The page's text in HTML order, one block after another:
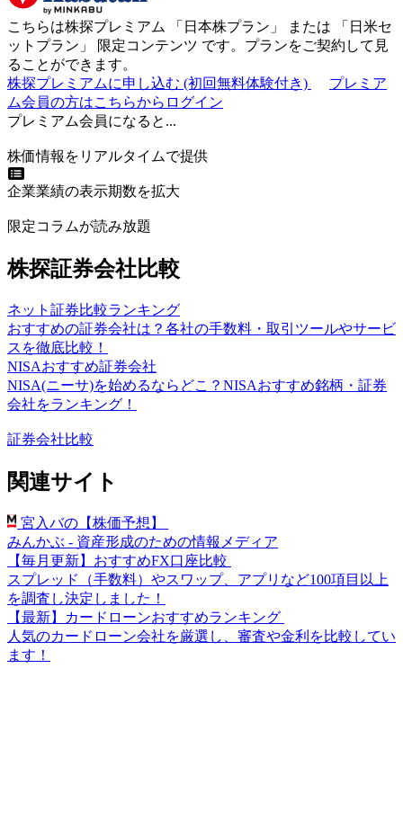
こちらは株探プレミアム 「 日本株プラン 」 または 「 日米セ
ットプラン 」 限定コンテンツ です。プランをご契約して見
ることができます。
株探プレミアムに申し込む (初回無料体験付き)
プレミア
ム会員の方はこちらからログイン
プレミアム会員になると...
株価情報をリアルタイムで提供
企業業績の表示期数を拡大
限定コラムが読み放題
株探証券会社比較
ネット証券比較ランキング
おすすめの証券会社は？各社の手数料・取引ツールやサービ
スを徹底比較！
NISAおすすめ証券会社
NISA(ニーサ)を始めるならどこ？NISAおすすめ銘柄・証券
会社をランキング！
証券会社比較
関連サイト
宮入バの【株価予想】
みんかぶ - 資産形成のための情報メディア
【毎月更新】おすすめFX口座比較
スプレッド（手数料）やスワップ、アプリなど100項目以上
を調査し決定しました！
【最新】カードローンおすすめランキング
人気のカードローン会社を厳選し、審査や金利を比較してい
ます！